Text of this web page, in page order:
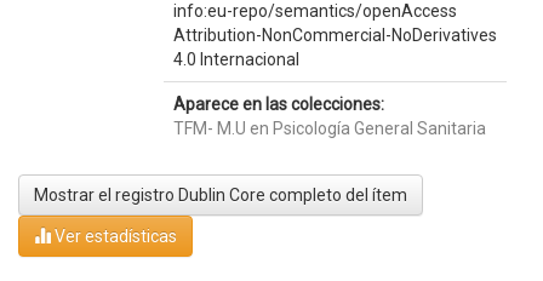
info:eu-repo/semantics/openAccess
Attribution-NonCommercial-NoDerivatives
4.0 Internacional
Aparece en las colecciones:
TFM- M.U en Psicología General Sanitaria
Mostrar el registro Dublin Core completo del ítem
Ver estadísticas